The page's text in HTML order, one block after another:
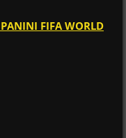
FIFA WORLD